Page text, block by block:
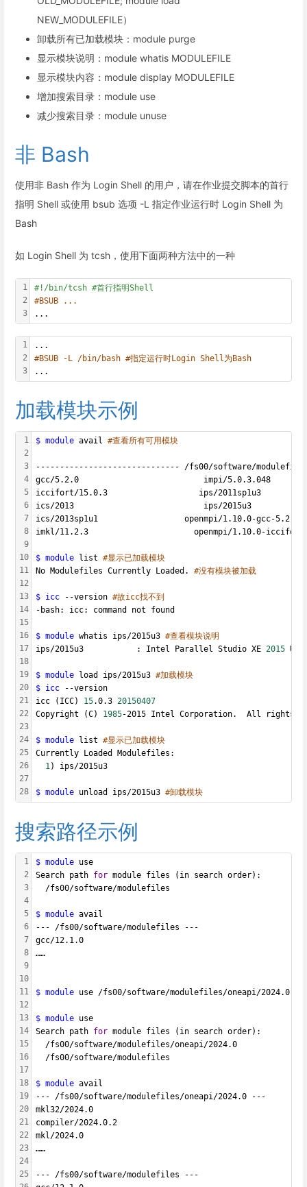
NEW_MODULEFILE）
卸载所有已加载模块：module purge
显示模块说明：module whatis MODULEFILE
显示模块内容：module display MODULEFILE
增加搜索目录：module use
减少搜索目录：module unuse
非 Bash
使用非 Bash 作为 Login Shell 的用户，请在作业提交脚本的首行
指明 Shell 或使用 bsub 选项 -L 指定作业运行时 Login Shell 为
Bash
如 Login Shell 为 tcsh，使用下面两种方法中的一种
1
2
3
#!/bin/tcsh #首行指明Shell
#BSUB ...
...
1
2
3
...
#BSUB -L /bin/bash #指定运行时Login Shell为Bash
...
加载模块示例
1
2
3
4
5
6
7
8
9
10
11
12
13
14
15
16
17
18
19
20
21
22
23
24
25
26
27
28
$ module avail #查看所有可用模块
------------------------------ /fs00/software/
gcc/5.2.0                          impi/5.0.3.048
iccifort/15.0.3                   ips/2011sp1u3
ics/2013                           ips/2015u3
ics/2013sp1u1                  openmpi/1.10.0-gcc-5.2.0
imkl/11.2.3                      openmpi/1.10.0-iccifort-
$ module list #显示已加载模块
No Modulefiles Currently Loaded. #没有模块被加载
$ icc --version #故icc找不到
-bash: icc: command not found
$ module whatis ips/2015u3 #查看模块说明
ips/2015u3           : Intel Parallel Studio XE 2015
$ module load ips/2015u3 #加载模块
$ icc --version
icc (ICC) 15.0.3 20150407
Copyright (C) 1985-2015 Intel Corporation.  All rights
$ module list #显示已加载模块
Currently Loaded Modulefiles:
1) ips/2015u3
$ module unload ips/2015u3 #卸载模块
搜索路径示例
1
2
3
4
5
6
7
8
9
10
11
12
13
14
15
16
17
18
19
20
21
22
23
24
25
$ module use
Search path for module files (in search order):
  /fs00/software/modulefiles
$ module avail
--- /fs00/software/modulefiles ---
gcc/12.1.0
……
$ module use /fs00/software/modulefiles/oneapi/2024.0
$ module use
Search path for module files (in search order):
  /fs00/software/modulefiles/oneapi/2024.0
  /fs00/software/modulefiles
$ module avail
--- /fs00/software/modulefiles/oneapi/2024.0 ---
mkl32/2024.0
compiler/2024.0.2
mkl/2024.0
……
--- /fs00/software/modulefiles ---